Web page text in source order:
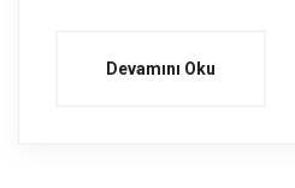
Devamını Oku